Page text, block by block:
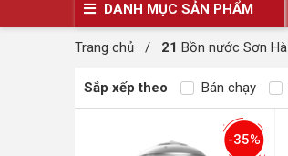
DANH MỤC SẢN PHẨM
Trang chủ / 21 Bồn nước Sơn Hà
Sắp xếp theo Bán chạy
-35%